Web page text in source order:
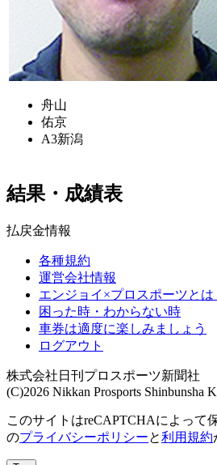
舟山
佑京
A3新潟
結果・成績表
払戻金情報
各種規約
運営会社情報
エンジョイ×プロスポーツとは
困った時・わからない時
車券は適度に楽しみましょう
ログアウト
株式会社日刊プロスポーツ新聞社
(C)2026 Nikkan Prosports Shinbunsha
このサイトはreCAPTCHAによって
のプライバシーポリシーと利用規約